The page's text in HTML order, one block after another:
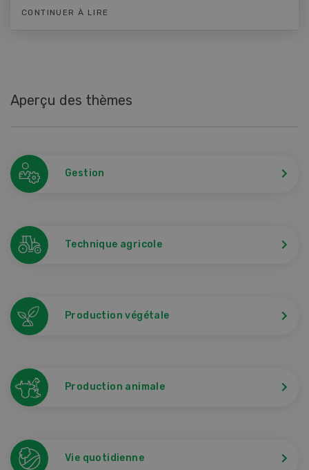
CONTINUER À LIRE
Aperçu des thèmes
Gestion
Technique agricole
Production végétale
Production animale
Vie quotidienne